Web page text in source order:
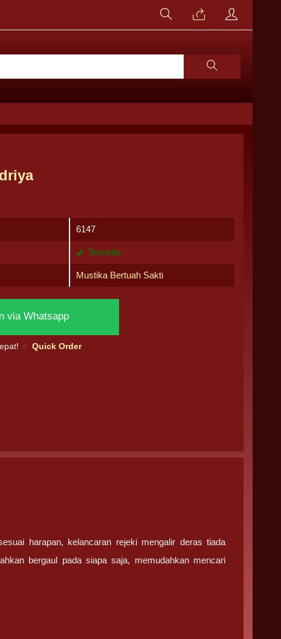
6147
Tersedia
Mustika Bertuah Sakti
via Whatsapp
Quick Order
harapan, kelancaran rejeki mengalir deras tiada
bergaul pada siapa saja, memudahkan mencari